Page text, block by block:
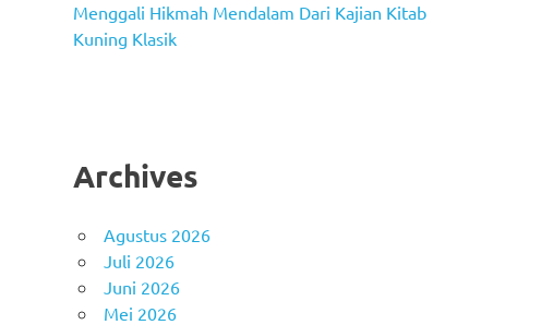
Menggali Hikmah Mendalam Dari Kajian Kitab
Kuning Klasik
Archives
Agustus 2026
Juli 2026
Juni 2026
Mei 2026